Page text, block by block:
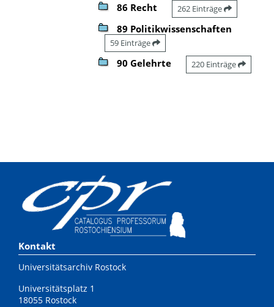
86 Recht 262 Einträge
89 Politikwissenschaften
59 Einträge
90 Gelehrte 220 Einträge
Kontakt
Universitätsarchiv Rostock
Universitätsplatz 1
18055 Rostock